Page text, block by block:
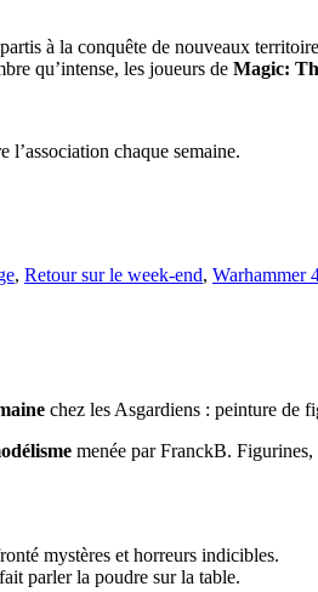
à la conquête de nouveaux
qu’intense, les joueurs de Magic:
chaque semaine.
, Retour sur le week-end, Warhammer
chez les Asgardiens : peinture de
menée par FranckB.
mystères et horreurs indicibles.
parler la poudre sur la table.